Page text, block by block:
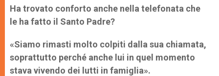
Ha trovato conforto anche nella telefonata che
le ha fatto il Santo Padre?
«Siamo rimasti molto colpiti dalla sua chiamata,
soprattutto perché anche lui in quel momento
stava vivendo dei lutti in famiglia».